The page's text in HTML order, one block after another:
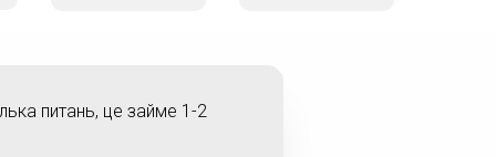
питань, це займе 1-2